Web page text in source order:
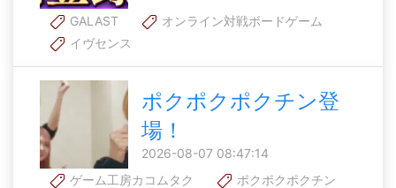
GALAST
オンライン対戦ボードゲーム
イヴセンス
ポクポクポクチン登
場！
2026-08-07 08:47:14
ゲーム工房カコムタク
ポクポクポクチン